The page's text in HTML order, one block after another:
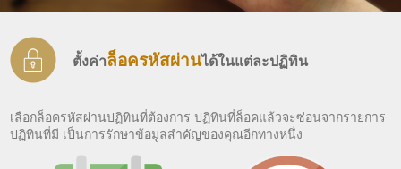
ตั้งค่าล็อครหัสผ่านได้ในแต่ละปฏิทิน
เลือกล็อครหัสผ่านปฏิทินที่ต้องการ ปฏิทินที่ล็อคแล้วจะซ่อนจากรายการ
ปฏิทินที่มี เป็นการรักษาข้อมูลสำคัญของคุณอีกทางหนึ่ง